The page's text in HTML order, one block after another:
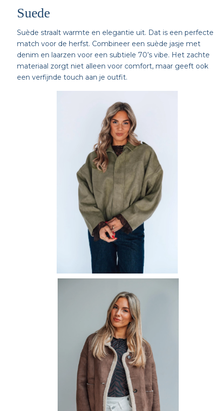
Suede
Suède straalt warmte en elegantie uit. Dat is een perfecte
match voor de herfst. Combineer een suède jasje met
denim en laarzen voor een subtiele 70’s vibe. Het zachte
materiaal zorgt niet alleen voor comfort, maar geeft ook
een verfijnde touch aan je outfit.